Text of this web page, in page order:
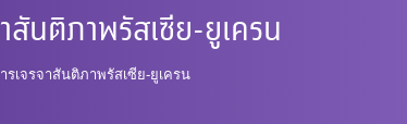
นติภาพรัสเซีย-ยูเครน
เจรจาสันติภาพรัสเซีย-ยูเครน